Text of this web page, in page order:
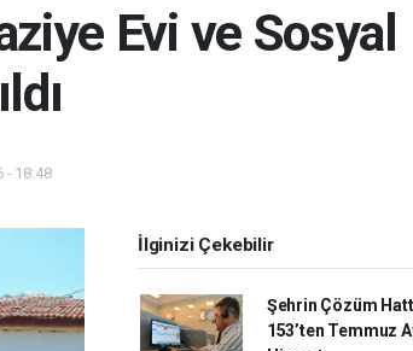
Evi ve Sosyal
- 18:48
İlginizi Çekebilir
Şehrin Çözüm
153’ten Temmuz